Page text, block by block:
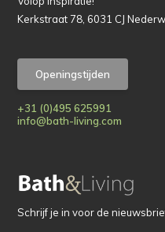
Kerkstraat 78, 6031 CJ
Openingstijden
+31 (0)495 625991
info@bath-living.com
Schrijf je in voor de